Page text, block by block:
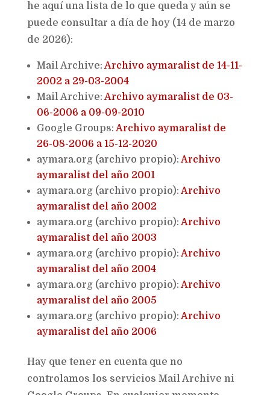
he aquí una lista de lo que queda y aún se
puede consultar a día de hoy (14 de marzo
de 2026):
Mail Archive:Archivo aymaralist de 14-11-
2002 a 29-03-2004
Mail Archive:Archivo aymaralist de 03-
06-2006 a 09-09-2010
Google Groups:Archivo aymaralist de
26-08-2006 a 15-12-2020
aymara.org (archivo propio):Archivo
aymaralist del año 2001
aymara.org (archivo propio):Archivo
aymaralist del año 2002
aymara.org (archivo propio):Archivo
aymaralist del año 2003
aymara.org (archivo propio):Archivo
aymaralist del año 2004
aymara.org (archivo propio):Archivo
aymaralist del año 2005
aymara.org (archivo propio):Archivo
aymaralist del año 2006
Hay que tener en cuenta que no
controlamos los servicios Mail Archive ni